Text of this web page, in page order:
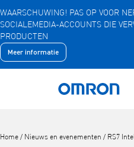
Overslaan
naar
hoofdinhoud
WAARSCHUWING! PAS OP VOOR
SOCIALEMEDIA-ACCOUNTS DIE
PRODUCTEN
Meer informatie
Terug naar home
Terug
Terug naar het vorige menu
Producten
Home / Nieuws en evenementen / RS7 Intelli